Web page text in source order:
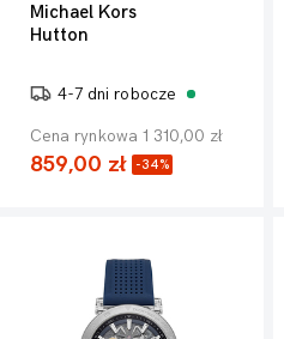
Michael Kors
Hutton
4-7 dni robocze
Cena rynkowa 1 310,00 zł
859,00 zł -34%